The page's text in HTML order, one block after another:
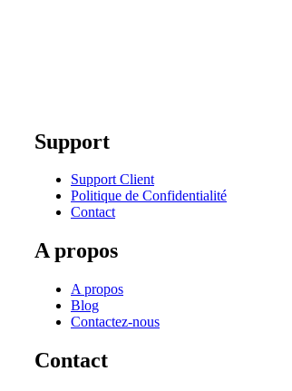
Support
Support Client
Politique de Confidentialité
Contact
A propos
A propos
Blog
Contactez-nous
Contact